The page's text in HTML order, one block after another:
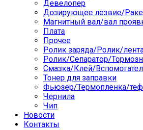
Девелопер
Дозирующее лезвие/
Магнитный вал/вал
Плата
Прочее
Ролик заряда/Ролик/
Ролик/Сепаратор/
Смазка/Клей/
Тонер для заправки
Фьюзер/Термопленка/
Чернила
Чип
Новости
Контакты